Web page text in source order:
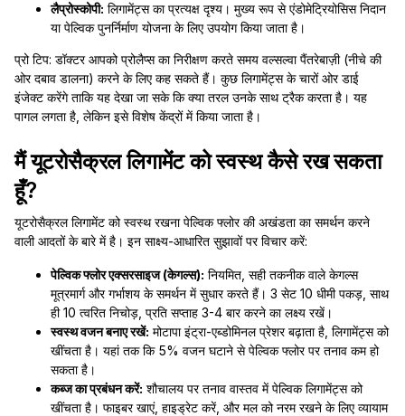
लैप्रोस्कोपी: लिगामेंट्स का प्रत्यक्ष दृश्य। मुख्य रूप से एंडोमेट्रियोसिस निदान
या पेल्विक पुनर्निर्माण योजना के लिए उपयोग किया जाता है।
प्रो टिप: डॉक्टर आपको प्रोलैप्स का निरीक्षण करते समय वल्सल्वा पैंतरेबाज़ी (नीचे की
ओर दबाव डालना) करने के लिए कह सकते हैं। कुछ लिगामेंट्स के चारों ओर डाई
इंजेक्ट करेंगे ताकि यह देखा जा सके कि क्या तरल उनके साथ ट्रैक करता है। यह
पागल लगता है, लेकिन इसे विशेष केंद्रों में किया जाता है।
मैं यूटरोसैक्रल लिगामेंट को स्वस्थ कैसे रख सकता
हूँ?
यूटरोसैक्रल लिगामेंट को स्वस्थ रखना पेल्विक फ्लोर की अखंडता का समर्थन करने
वाली आदतों के बारे में है। इन साक्ष्य-आधारित सुझावों पर विचार करें:
पेल्विक फ्लोर एक्सरसाइज (केगल्स): नियमित, सही तकनीक वाले केगल्स
मूत्रमार्ग और गर्भाशय के समर्थन में सुधार करते हैं। 3 सेट 10 धीमी पकड़, साथ
ही 10 त्वरित निचोड़, प्रति सप्ताह 3-4 बार करने का लक्ष्य रखें।
स्वस्थ वजन बनाए रखें: मोटापा इंट्रा-एब्डोमिनल प्रेशर बढ़ाता है, लिगामेंट्स को
खींचता है। यहां तक कि 5% वजन घटाने से पेल्विक फ्लोर पर तनाव कम हो
सकता है।
कब्ज का प्रबंधन करें: शौचालय पर तनाव वास्तव में पेल्विक लिगामेंट्स को
खींचता है। फाइबर खाएं, हाइड्रेट करें, और मल को नरम रखने के लिए व्यायाम